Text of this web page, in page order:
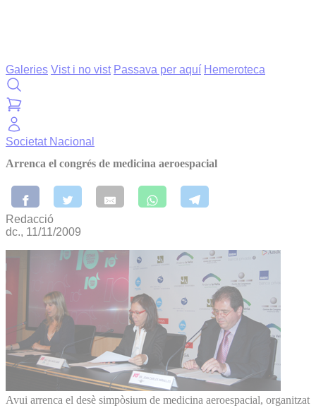
Galeries Vist i no vist Passava per aquí Hemeroteca
Societat Nacional
Arrenca el congrés de medicina aeroespacial
Redacció
dc., 11/11/2009
Avui arrenca el desè simpòsium de medicina aeroespacial, organitzat